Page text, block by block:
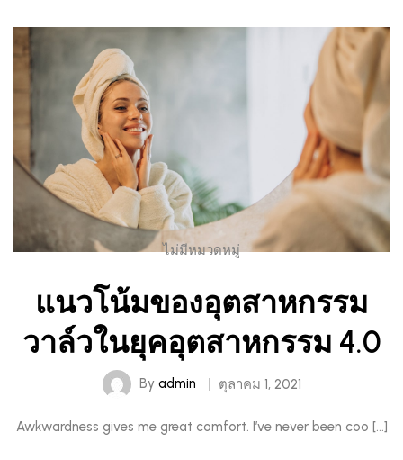
ไม่มีหมวดหมู่
แนวโน้มของอุตสาหกรรม
วาล์วในยุคอุตสาหกรรม 4.0
By admin ตุลาคม 1, 2021
Awkwardness gives me great comfort. I’ve never been coo […]